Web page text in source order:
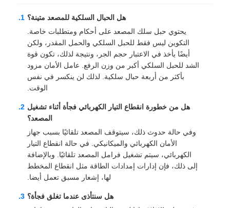
هل الحبال السلكية للمصعد متينة؟
يحتوي حبل سلك المصعد على أحكام ومتطلبات خاصة.
التكوين ليس فقط للحبل السلكي والحمل المقدر، ولكن
أيضًا يأخذ في الاعتبار حجم الجر، ونتيجة لذلك، تكون قوة
الشد للحبل السلكي أكبر من وزن الرفع. عامل الأمان مزود
بأكثر من أربعة حبال سلكية. لذلك لن ينكسر في نفس
الوقت.
هل من خطورة انقطاع التيار الكهربائي فجأة أثناء تشغيل
المصعد؟
وفي حالة حدوث ذلك، سيتوقف المصعد تلقائيًا بسبب جهاز
الأمان الكهربائي والميكانيكي. في حالة انقطاع التيار
الكهربائي، سيتم تشغيل فرامل المصعد تلقائيًا. وبالإضافة
إلى ذلك، فإن إدارات إمدادات الطاقة مثل انقطاع المخطط
لها، إشعار مسبق تعمل أيضا.
هل سنتأذى عندما تغلق فجأة؟